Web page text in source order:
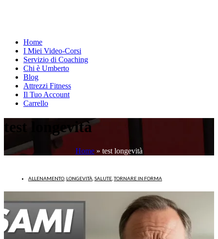
Home
I Miei Video-Corsi
Servizio di Coaching
Chi è Umberto
Blog
Attrezzi Fitness
Il Tuo Account
Carrello
test longevità
Home » test longevità
ALLENAMENTO LONGEVITÀ SALUTE ,TORNARE IN FORMA